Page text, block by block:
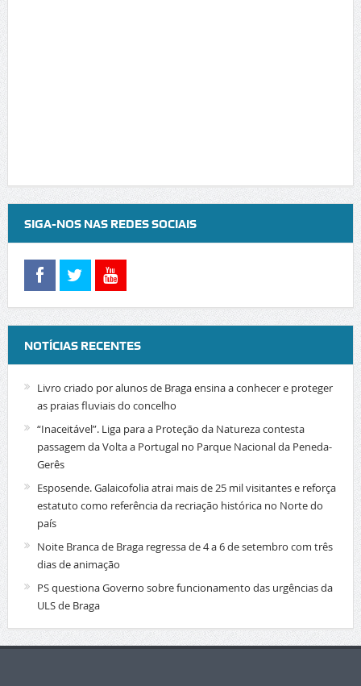
SIGA-NOS NAS REDES SOCIAIS
NOTÍCIAS RECENTES
Livro criado por alunos de Braga ensina a conhecer e proteger
as praias fluviais do concelho
“Inaceitável”. Liga para a Proteção da Natureza contesta
passagem da Volta a Portugal no Parque Nacional da Peneda-
Gerês
Esposende. Galaicofolia atrai mais de 25 mil visitantes e reforça
estatuto como referência da recriação histórica no Norte do
país
Noite Branca de Braga regressa de 4 a 6 de setembro com três
dias de animação
PS questiona Governo sobre funcionamento das urgências da
ULS de Braga